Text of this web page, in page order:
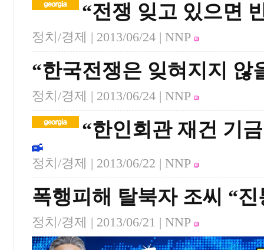
“전쟁 잊고 있으면
정치/경제 | 2013/06/24 | NNP
“한국전쟁은 잊혀지지 않
정치/경제 | 2013/06/24 | NNP
“한인회관 재건 기
정치/경제 | 2013/06/22 | NNP
폭행피해 탈북자 조씨 “
정치/경제 | 2013/06/21 | NNP